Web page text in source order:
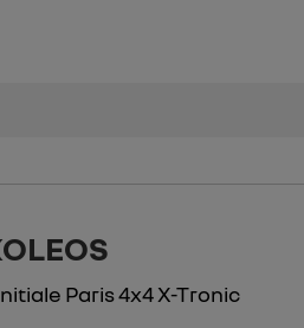
Paris 4x4 X-Tronic